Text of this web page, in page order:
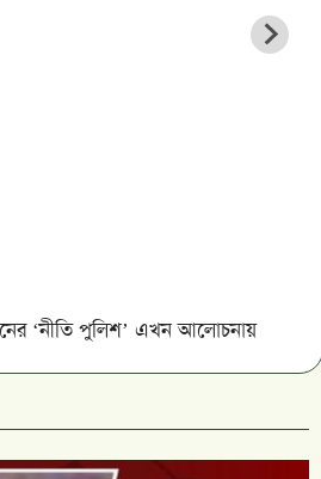
‘নীতি পুলিশ’ এখন আলোচনায়